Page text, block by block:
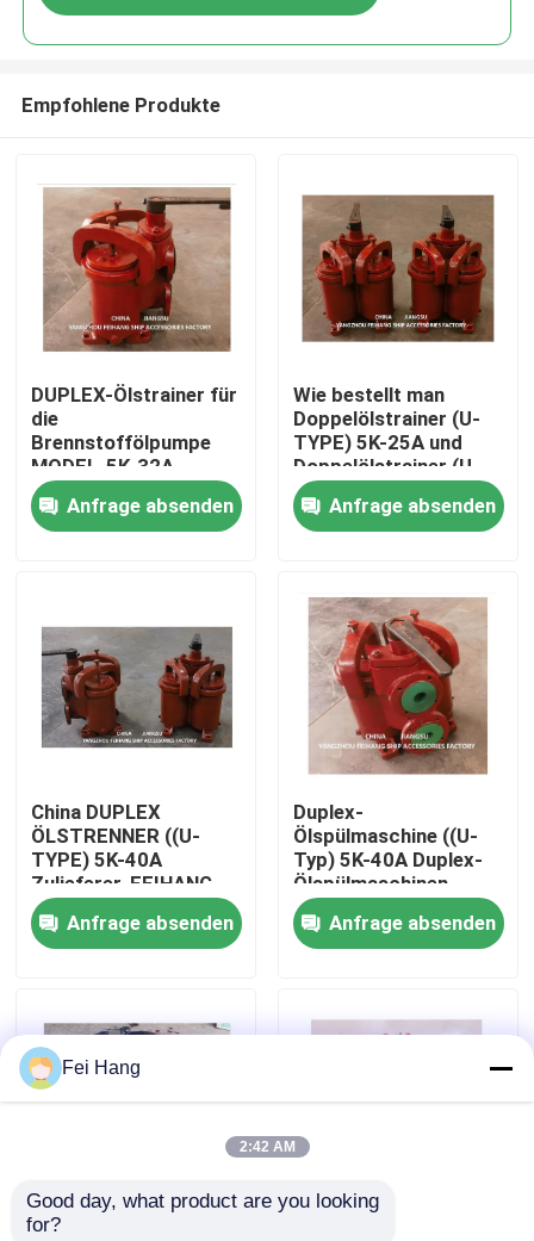
Produkte
Über uns
Qualitätskontrolle
Kontakt
Marine-Entlüftungskopf
Marine Sea Water Strainer
Empfohlene Produkte
DUPLEX-Ölstrainer für
die
Brennstoffölpumpe
MODEL-5K-32A
JISF7224
Anfrage absenden
Wie bestellt man
Doppelölstrainer (U-
TYPE) 5K-25A und
Doppelölstrainer (U-
TYPE)
Anfrage absenden
China DUPLEX
ÖLSTRENNER ((U-
TYPE) 5K-40A
Zulieferer-FEIHANG
MARINE
Anfrage absenden
Duplex-
Ölspülmaschine ((U-
Typ) 5K-40A Duplex-
Ölspülmaschinen -
Duplex-
Korbölspülmaschinen
Anfrage absenden
Doppelölstrainer (U-
Fei Hang
2:42 AM
Good day, what product are you looking
for?